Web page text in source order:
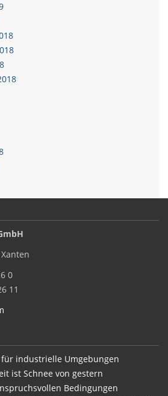
0
11
für industrielle Umgebungen
ist Schnee von gestern
Bedingungen